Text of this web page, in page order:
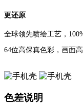
色差说明